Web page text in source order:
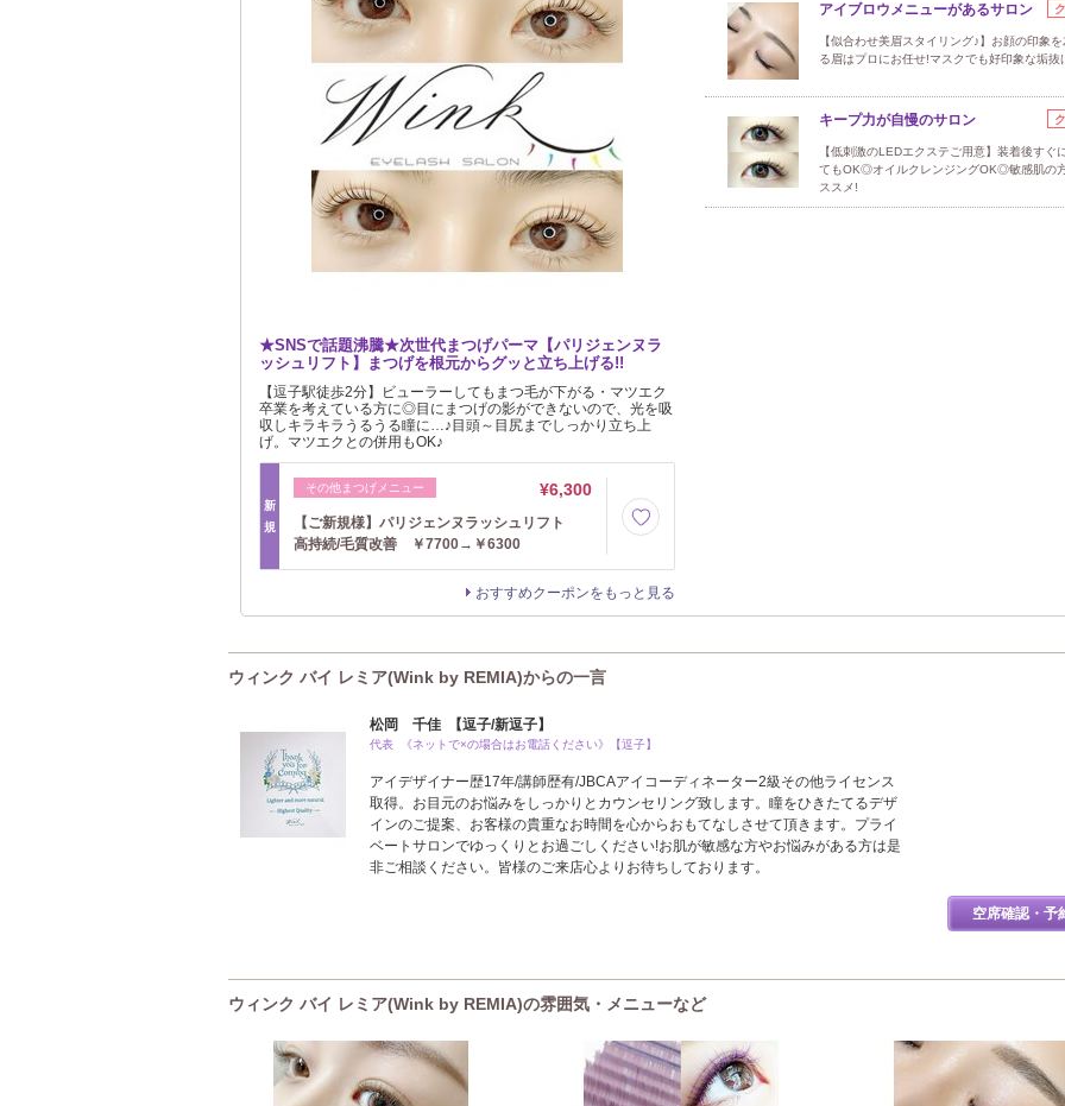
★SNSで話題沸騰★次世代まつげパーマ【パリジェンヌラ
ッシュリフト】まつげを根元からグッと立ち上げる!!
【逗子駅徒歩2分】ビューラーしてもまつ毛が下がる・マツエク
卒業を考えている方に◎目にまつげの影ができないので、光を吸
収しキラキラうるうる瞳に…♪目頭～目尻までしっかり立ち上
げ。マツエクとの併用もOK♪
新
規
その他まつげメニュー ¥6,300
【ご新規様】パリジェンヌラッシュリフト
高持続/毛質改善 ￥7700→￥6300
おすすめクーポンをもっと見る
アイブロウメニューがあるサロン
【似合わせ美眉スタイリング♪】お顔の印象
る眉はプロにお任せ!マスクでも好印象な垢
キープ力が自慢のサロン
【低刺激のLEDエクステご用意】装着後すぐ
てもOK◎オイルクレンジングOK◎敏感肌の
ススメ!
ウィンク バイ レミア(Wink by REMIA)からの一言
松岡 千佳 【逗子/新逗子】
代表 《ネットで×の場合はお電話ください》【逗子】
アイデザイナー歴17年/講師歴有/JBCAアイコーディネーター2級その他ライセンス
取得。お目元のお悩みをしっかりとカウンセリング致します。瞳をひきたてるデザ
インのご提案、お客様の貴重なお時間を心からおもてなしさせて頂きます。プライ
ベートサロンでゆっくりとお過ごしください!お肌が敏感な方やお悩みがある方は是
非ご相談ください。皆様のご来店心よりお待ちしております。
空席確認・予
ウィンク バイ レミア(Wink by REMIA)の雰囲気・メニューなど